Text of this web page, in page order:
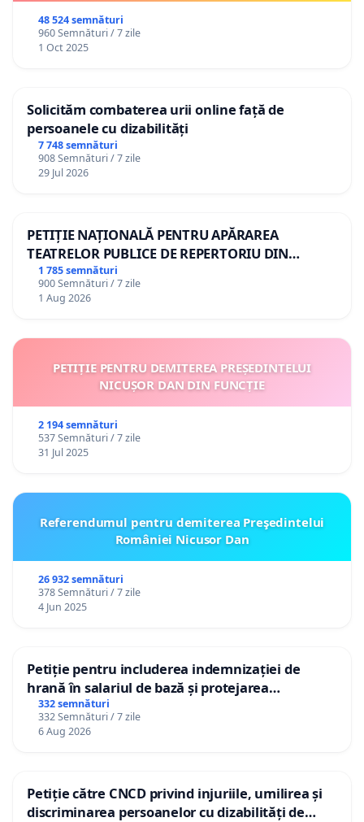
48 524 semnături
960 Semnături / 7 zile
1 Oct 2025
Solicităm combaterea urii online față de
persoanele cu dizabilități
7 748 semnături
908 Semnături / 7 zile
29 Jul 2026
PETIȚIE NAȚIONALĂ PENTRU APĂRAREA
TEATRELOR PUBLICE DE REPERTORIU DIN
ROMÂNIA
1 785 semnături
900 Semnături / 7 zile
1 Aug 2026
PETIȚIE PENTRU DEMITEREA PREȘEDINTELUI
NICUȘOR DAN DIN FUNCȚIE
2 194 semnături
537 Semnături / 7 zile
31 Jul 2025
Referendumul pentru demiterea Preşedintelui
României Nicusor Dan
26 932 semnături
378 Semnături / 7 zile
4 Jun 2025
Petiție pentru includerea indemnizației de
hrană în salariul de bază și protejarea
gradațiilor de vechime pentru asistenții
personali
332 semnături
332 Semnături / 7 zile
6 Aug 2026
Petiție către CNCD privind injuriile, umilirea și
discriminarea persoanelor cu dizabilități de